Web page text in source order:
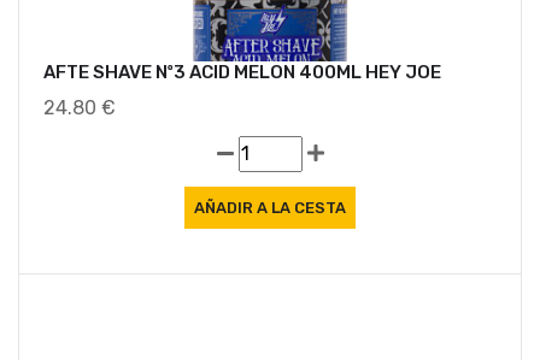
AFTE SHAVE Nº3 ACID MELON 400ML HEY JOE
24.80 €